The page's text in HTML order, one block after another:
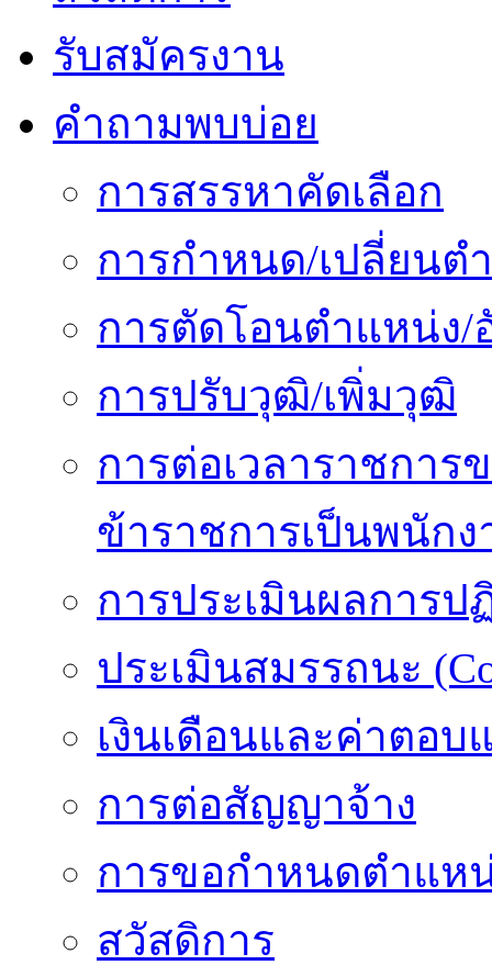
รับสมัครงาน
คำถามพบบ่อย
การสรรหาคัดเลือก
การกำหนด/เปลี่ยนต
การตัดโอนตำแหน่ง/
การปรับวุฒิ/เพิ่มวุฒิ
การต่อเวลาราชการ
ข้าราชการเป็นพนักง
การประเมินผลการป
ประเมินสมรรถนะ
เงินเดือนและค่าตอบ
การต่อสัญญาจ้าง
การขอกำหนดตำแห
สวัสดิการ